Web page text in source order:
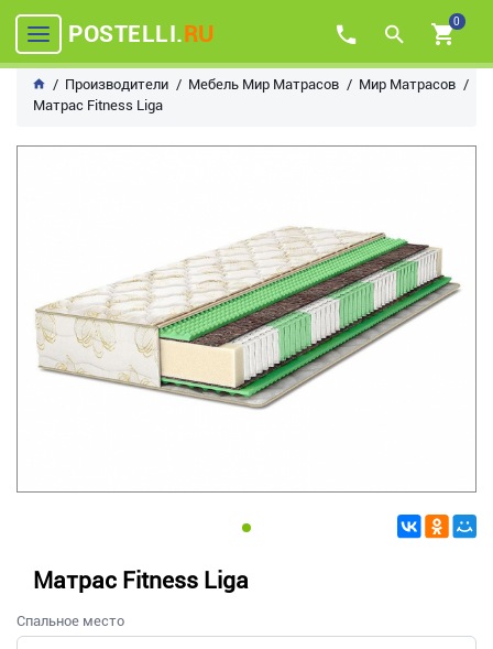
POSTELLI.RU 0
Производители Мебель Мир Матрасов
Мир Матрасов
Матрас Fitness Liga
Матрас Fitness Liga
Спальное место